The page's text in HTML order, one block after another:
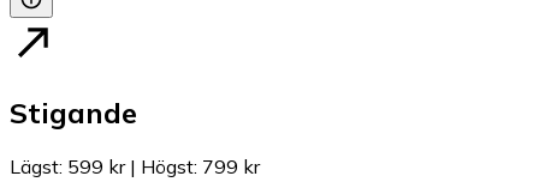
Stigande
Lägst: 599 kr| Högst: 799 kr